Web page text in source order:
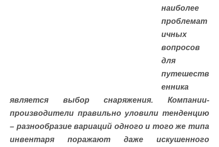
наиболее
проблемат
ичных
вопросов
для
путешеств
енника
является выбор снаряжения. Компании-
производители правильно уловили тенденцию
– разнообразие вариаций одного и того же типа
инвентаря поражают даже искушенного